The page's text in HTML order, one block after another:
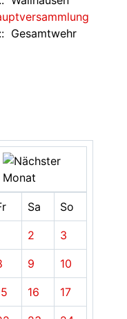
Gesamtwehr
Sa So
2 3
9 10
16 17